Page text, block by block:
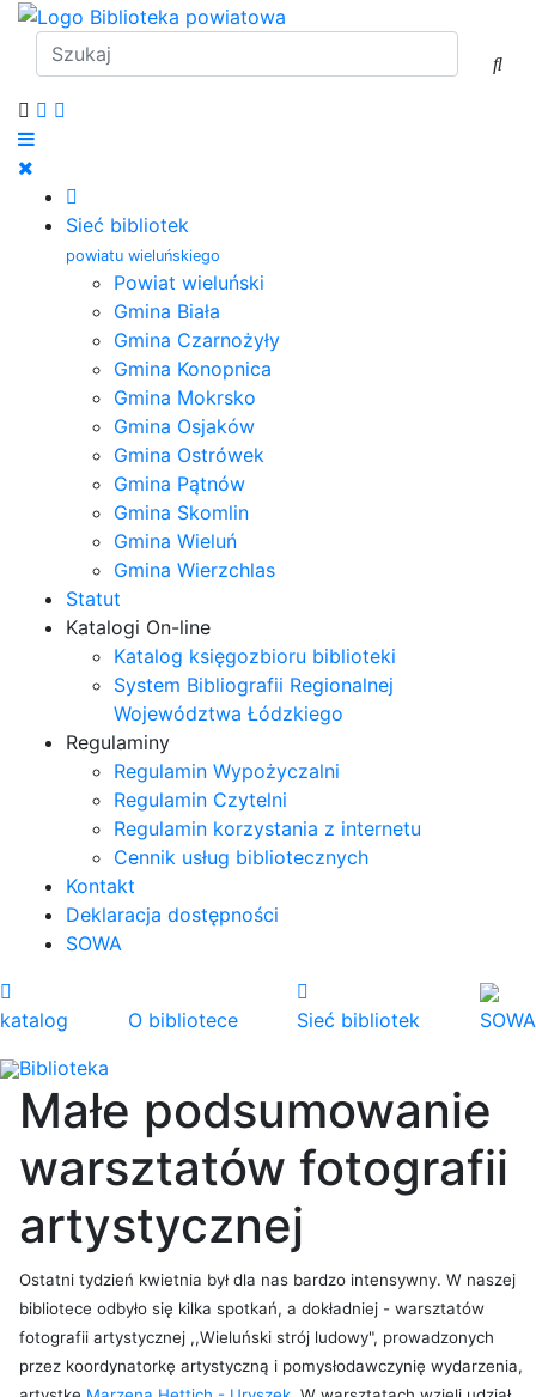
Sieć bibliotek
powiatu wieluńskiego
Powiat wieluński
Gmina Biała
Gmina Czarnożyły
Gmina Konopnica
Gmina Mokrsko
Gmina Osjaków
Gmina Ostrówek
Gmina Pątnów
Gmina Skomlin
Gmina Wieluń
Gmina Wierzchlas
Statut
Katalogi On-line
Katalog księgozbioru biblioteki
System Bibliografii Regionalnej
Województwa Łódzkiego
Regulaminy
Regulamin Wypożyczalni
Regulamin Czytelni
Regulamin korzystania z internetu
Cennik usług bibliotecznych
Kontakt
Deklaracja dostępności
SOWA
katalog O bibliotece Sieć bibliotek
SOWA
Biblioteka
Małe podsumowanie
warsztatów fotografii
artystycznej
Ostatni tydzień kwietnia był dla nas bardzo intensywny. W naszej
bibliotece odbyło się kilka spotkań, a dokładniej - warsztatów
fotografii artystycznej ,,Wieluński strój ludowy", prowadzonych
przez koordynatorkę artystyczną i pomysłodawczynię wydarzenia,